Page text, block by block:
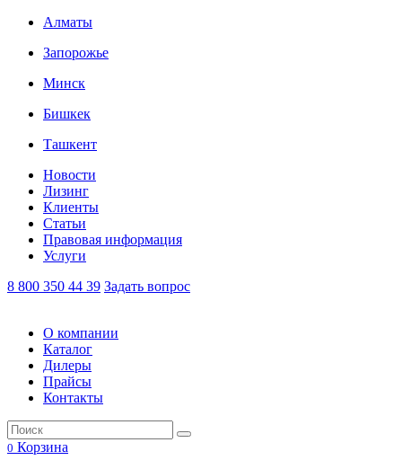
Алматы
Запорожье
Минск
Бишкек
Ташкент
Новости
Лизинг
Клиенты
Статьи
Правовая информация
Услуги
8 800 350 44 39 Задать вопрос
О компании
Каталог
Дилеры
Прайсы
Контакты
0 Корзина